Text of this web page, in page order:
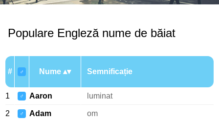
Populare Engleză nume de băiat
# ♂ Nume Semnificație
1 ♂ Aaron luminat
2 ♂ Adam om